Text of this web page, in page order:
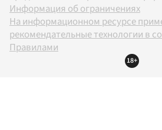
Информация об ограничениях
На информационном ресурсе
рекомендательные технологии в
Правилами
18+